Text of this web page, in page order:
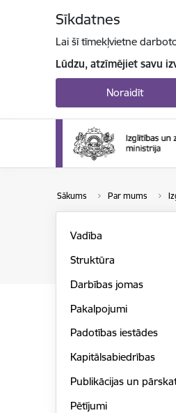
Sīkdatnes
Lai šī tīmekļvietne
Lūdzu, atzīmējiet savu
Noraidīt
Sākums Par mums
Vadība
Struktūra
Darbības jomas
Pakalpojumi
Padotības iestādes
Kapitālsabiedrības
Publikācijas un
Pētījumi